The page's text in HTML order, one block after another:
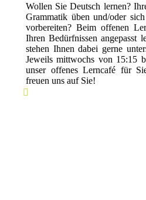
Wollen Sie Deutsch lernen?
Grammatik üben und/oder
vorbereiten? Beim offenen
Ihren Bedürfnissen angepasst
stehen Ihnen dabei gerne
Jeweils mittwochs von 15:15
unser offenes Lerncafé für
freuen uns auf Sie!